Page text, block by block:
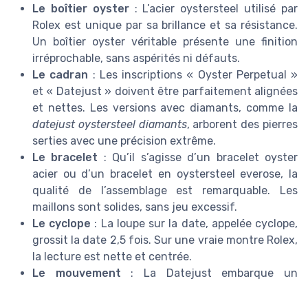
Le boîtier oyster: L’acier oystersteel utilisé par
Rolex est unique par sa brillance et sa résistance.
Un boîtier oyster véritable présente une finition
irréprochable, sans aspérités ni défauts.
Le cadran : Les inscriptions « Oyster Perpetual »
et « Datejust » doivent être parfaitement alignées
et nettes. Les versions avec diamants, comme la
datejust oystersteel diamants, arborent des pierres
serties avec une précision extrême.
Le bracelet : Qu’il s’agisse d’un bracelet oyster
acier ou d’un bracelet en oystersteel everose, la
qualité de l’assemblage est remarquable. Les
maillons sont solides, sans jeu excessif.
Le cyclope : La loupe sur la date, appelée cyclope,
grossit la date 2,5 fois. Sur une vraie montre Rolex,
la lecture est nette et centrée.
Le mouvement : La Datejust embarque un